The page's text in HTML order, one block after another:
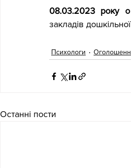
08.03.2023 року
закладів
Психологи
Останні пости